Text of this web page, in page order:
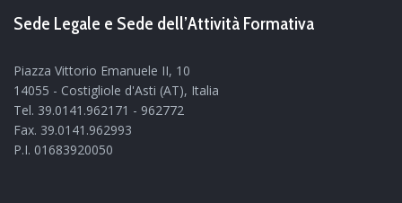
Sede Legale e Sede dell’Attività Formativa
Piazza Vittorio Emanuele II, 10
14055 - Costigliole d'Asti (AT), Italia
Tel. 39.0141.962171 - 962772
Fax. 39.0141.962993
P.I. 01683920050